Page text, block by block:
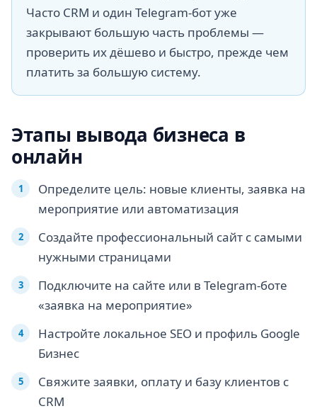
Часто CRM и один Telegram-бот уже
закрывают большую часть проблемы —
проверить их дёшево и быстро, прежде чем
платить за большую систему.
Этапы вывода бизнеса в
онлайн
Определите цель: новые клиенты, заявка на
мероприятие или автоматизация
Создайте профессиональный сайт с самыми
нужными страницами
Подключите на сайте или в Telegram-боте
«заявка на мероприятие»
Настройте локальное SEO и профиль Google
Бизнес
Свяжите заявки, оплату и базу клиентов с
CRM